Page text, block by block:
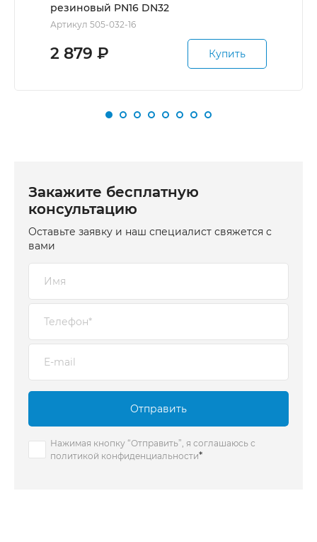
резиновый PN16 DN32
Артикул 505-032-16
2 879 ₽ Купить
Закажите бесплатную
консультацию
Оставьте заявку и наш специалист свяжется с
вами
Отправить
Нажимая кнопку “Отправить”, я соглашаюсь с
политикой конфиденциальности*